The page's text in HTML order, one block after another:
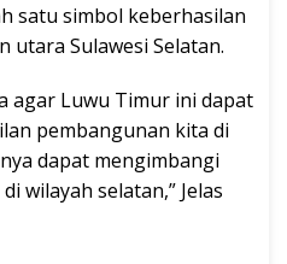
satu simbol keberhasilan
utara Sulawesi Selatan.
agar Luwu Timur ini dapat
pembangunan kita di
dapat mengimbangi
wilayah selatan,” Jelas